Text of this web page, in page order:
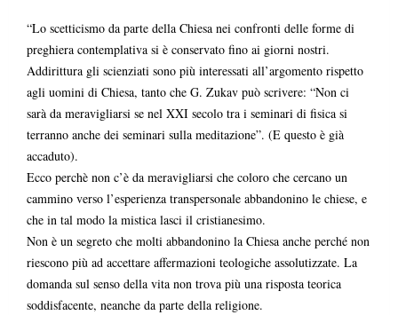
“Lo scetticismo da parte della Chiesa nei confronti delle forme di
preghiera contemplativa si è conservato fino ai giorni nostri.
Addirittura gli scienziati sono più interessati all’argomento rispetto
agli uomini di Chiesa, tanto che G. Zukav può scrivere: “Non ci
sarà da meravigliarsi se nel XXI secolo tra i seminari di fisica si
terranno anche dei seminari sulla meditazione”. (E questo è già
accaduto).
Ecco perchè non c’è da meravigliarsi che coloro che cercano un
cammino verso l’esperienza transpersonale abbandonino le chiese, e
che in tal modo la mistica lasci il cristianesimo.
Non è un segreto che molti abbandonino la Chiesa anche perché non
riescono più ad accettare affermazioni teologiche assolutizzate. La
domanda sul senso della vita non trova più una risposta teorica
soddisfacente, neanche da parte della religione.